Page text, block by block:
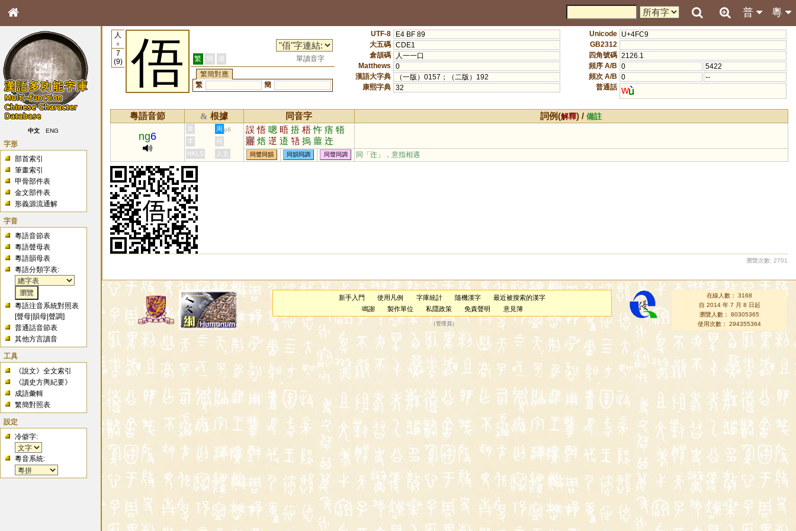
粵
普
中文 ENG
字形
部首索引
筆畫索引
甲骨部件表
金文部件表
形義源流通解
字音
粵語音節表
粵語聲母表
粵語韻母表
粵語分類字表:
粵語注音系統對照表
[聲母 |韻母 |聲調]
普通話音節表
其他方言讀音
工具
《說文》全文索引
《讀史方輿紀要》
成語彙輯
繁簡對照表
設定
冷僻字:
粵音系統:
人
9
7
(9)
俉 繁 簡 港
單讀音字
繁簡對應
繁
簡
UTF-8
E4 BF 89
大五碼 CDE1
倉頡碼
人一一口
Matthews
0
漢語大字典
（一版）0157；（二版）192
康熙字典 32
Unicode U+4FC9
GB2312
四角號碼 2126.1
頻序 A/B 0
5422
頻次 A/B 0
--
普通話 w
粵語音節 & 根據 同音字 詞例(解釋) /備註
ng6
黃 周 p6 誤 悟 嗯 晤 捂 梧 忤 痦 牾
寤 焐 遻 逜 啎 摀 蘁 迕
李
何
HKLS
人文 同聲同韻 同韻同調 同聲同調 同「迕 」，意指相遇
瀏覽次數: 2701
新手入門 使用凡例 字庫統計 隨機漢字
最近被搜索的漢字
鳴謝
製作單位 私隱政策 免責聲明 意見簿
（管理員 ）
在線人數： 3168
自 2014 年 7 月 8 日起
瀏覽人數： 80305365
使用次數： 294355364